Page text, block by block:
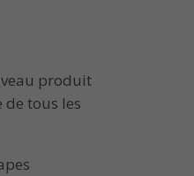
produit
de tous les